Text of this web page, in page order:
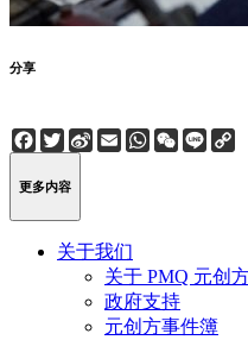
分享
Facebook
Twitter
Sina
Weibo
EmailWhatsApp
WeChat
Line
更多内容
关于我们
关于 PMQ 元创
政府支持
元创方事件簿